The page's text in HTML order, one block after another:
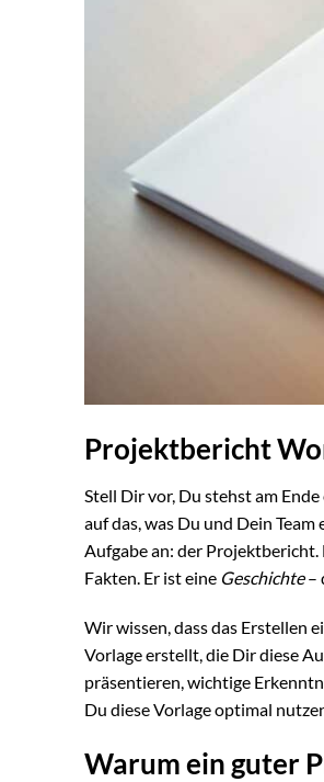
Projektbericht
Stell Dir vor, Du stehst am
auf das, was Du und Dein
Aufgabe an: der
Fakten. Er ist eine Geschichte–
Wir wissen, dass das Erstellen
Vorlage erstellt, die Dir diese
präsentieren, wichtige
Du diese Vorlage optimal
Warum ein guter